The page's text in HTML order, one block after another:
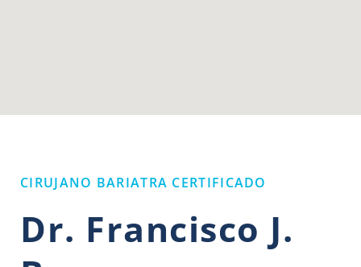
CIRUJANO BARIATRA CERTIFICADO
Dr. Francisco J.